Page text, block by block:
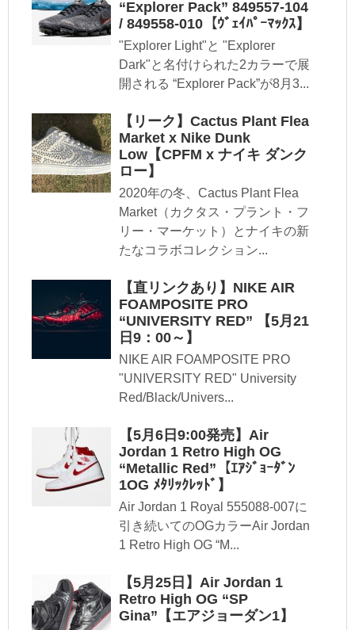
“Explorer Pack” 849557-104
/ 849558-010【ｳﾞｪｲﾊﾟｰﾏｯｸｽ】
"Explorer Light"と "Explorer
Dark"と名付けられた2カラーで展
開される “Explorer Pack”が8月3...
【リーク】Cactus Plant Flea
Market x Nike Dunk
Low【CPFM x ナイキ ダンク
ロー】
2020年の冬、Cactus Plant Flea
Market（カクタス・プラント・フ
リー・マーケット）とナイキの新
たなコラボコレクション...
【直リンクあり】NIKE AIR
FOAMPOSITE PRO
“UNIVERSITY RED” 【5月21
日9：00～】
NIKE AIR FOAMPOSITE PRO
"UNIVERSITY RED" University
Red/Black/Univers...
【5月6日9:00発売】Air
Jordan 1 Retro High OG
“Metallic Red”【ｴｱｼﾞｮｰﾀﾞﾝ
1OG ﾒﾀﾘｯｸﾚｯﾄﾞ】
Air Jordan 1 Royal 555088-007に
引き続いてのOGカラーAir Jordan
1 Retro High OG “M...
【5月25日】Air Jordan 1
Retro High OG “SP
Gina”【エアジョーダン1】